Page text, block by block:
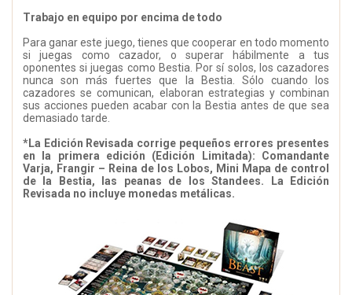
Trabajo en equipo por encima de todo
Para ganar este juego, tienes que cooperar en todo momento
si juegas como cazador, o superar hábilmente a tus
oponentes si juegas como Bestia. Por sí solos, los cazadores
nunca son más fuertes que la Bestia. Sólo cuando los
cazadores se comunican, elaboran estrategias y combinan
sus acciones pueden acabar con la Bestia antes de que sea
demasiado tarde.
*La Edición Revisada corrige pequeños errores presentes
en la primera edición (Edición Limitada): Comandante
Varja, Frangir – Reina de los Lobos, Mini Mapa de control
de la Bestia, las peanas de los Standees. La Edición
Revisada no incluye monedas metálicas.